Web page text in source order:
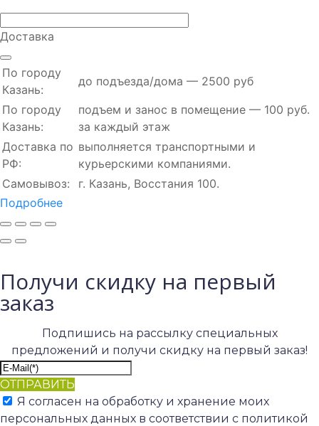
Доставка
По городу
Казань:
до подъезда/дома — 2500 руб
По городу
Казань:
подъем и занос в помещение — 100 руб.
за каждый этаж
Доставка по
РФ:
выполняется транспортными и
курьерскими компаниями.
Самовывоз:
г. Казань, Восстания 100.
Подробнее
Получи скидку на первый
заказ
Подпишись на рассылку специальных
предложений и получи скидку на первый заказ!
ОТПРАВИТЬ
Я согласен на обработку и хранение моих
персональных данных в соответствии с политикой